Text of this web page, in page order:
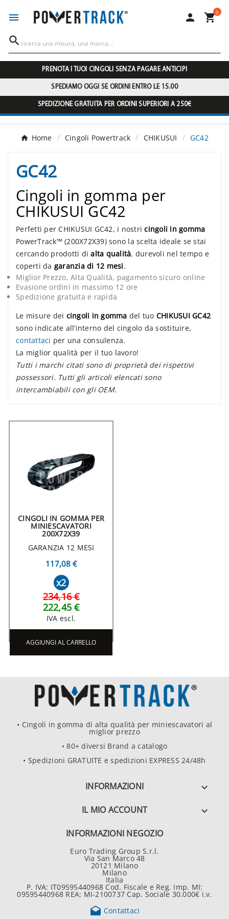
  0

PRENOTA I TUOI CINGOLI SENZA PAGARE ANTICIPI
SPEDIAMO OGGI SE ORDINI ENTRO LE 15.00
SPEDIZIONE GRATUITA PER ORDINI SUPERIORI A 250€
Home Cingoli Powertrack CHIKUSUI GC42
GC42
Cingoli in gomma per
CHIKUSUI GC42
Perfetti per CHIKUSUI GC42, i nostricingoli in gomma
PowerTrack™ (200X72X39) sono la scelta ideale se stai
cercando prodotti dialta qualità, durevoli nel tempo e
coperti da garanzia di 12 mesi.
Miglior Prezzo, Alta Qualità, pagamento sicuro online
Evasione ordini in massimo 12 ore
Spedizione gratuita e rapida
Le misure dei cingoli in gomma del tuo CHIKUSUI GC42
sono indicate all’interno del cingolo da sostituire,
contattaci per una consulenza.
La miglior qualità per il tuo lavoro!
Tutti i marchi citati sono di proprietà dei rispettivi
possessori. Tutti gli articoli elencati sono
intercambiabili con gli OEM.
CINGOLI IN GOMMA PER
MINIESCAVATORI
200X72X39
GARANZIA 12 MESI
117,08 €
x2
234,16 €
222,45 €
IVA escl.
AGGIUNGI AL CARRELLO
• Cingoli in gomma di alta qualità per miniescavatori al
miglior prezzo
• 80+ diversi Brand a catalogo
• Spedizioni GRATUITE e spedizioni EXPRESS 24/48h
INFORMAZIONI 
IL MIO ACCOUNT 
INFORMAZIONI NEGOZIO
Euro Trading Group S.r.l.
Via San Marco 48
20121 Milano
Milano
Italia
P. IVA: IT09595440968 Cod. Fiscale e Reg. Imp. MI:
09595440968 REA: MI-2100737 Cap. Sociale 30.000€ i.v.
 Contattaci